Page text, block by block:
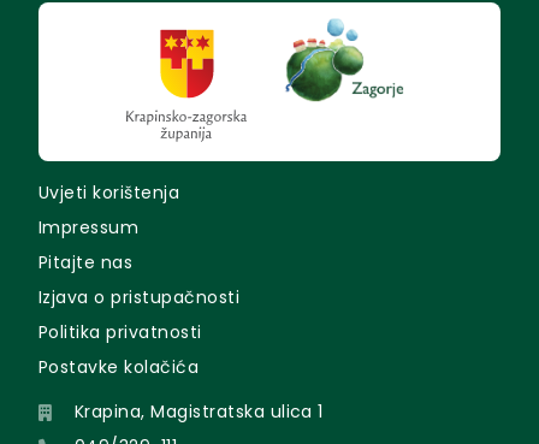
Uvjeti korištenja
Impressum
Pitajte nas
Izjava o pristupačnosti
Politika privatnosti
Postavke kolačića
Krapina, Magistratska ulica 1